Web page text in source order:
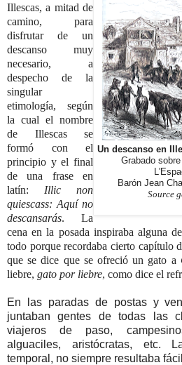
Un descanso en
Grabado
Barón Jean
Source
Illescas, a mitad de
camino, para
disfrutar de un
descanso muy
necesario, a
despecho de la
singular
etimología, según
la cual el nombre
de Illescas se
formó con el
principio y el final
de una frase en
latín: Illic non
quiescass: Aquí no
descansarás. La
cena en la posada inspiraba alguna
todo porque recordaba cierto capítulo
que se dice que se ofreció un gato a
liebre, gato por liebre, como dice el
En las paradas de postas y
juntaban gentes de todas las
viajeros de paso,
alguaciles, aristócratas, etc.
temporal, no siempre resultaba